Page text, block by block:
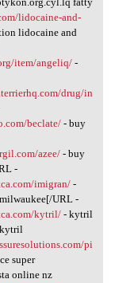
lidocaine-and-
lidocaine and
item/angeliq/-
drug/in
beclate/- buy
azee/- buy
-
imigran/-
URL -
kytril/- kytril
pi
super
online nz